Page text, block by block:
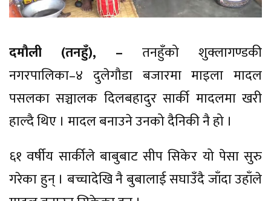
दमौली (तनहुँ), – तनहुँको शुक्लागण्डकी
नगरपालिका–४ दुलेगौडा बजारमा माइला मादल
पसलका सञ्चालक दिलबहादुर सार्की मादलमा खरी
हाल्दै थिए । मादल बनाउने उनको दैनिकी नै हो ।
६१ वर्षीय सार्कीले बाबुबाट सीप सिकेर यो पेसा सुरु
गरेका हुन् । बच्चादेखि नै बुबालाई सघाउँदै जाँदा उहाँले